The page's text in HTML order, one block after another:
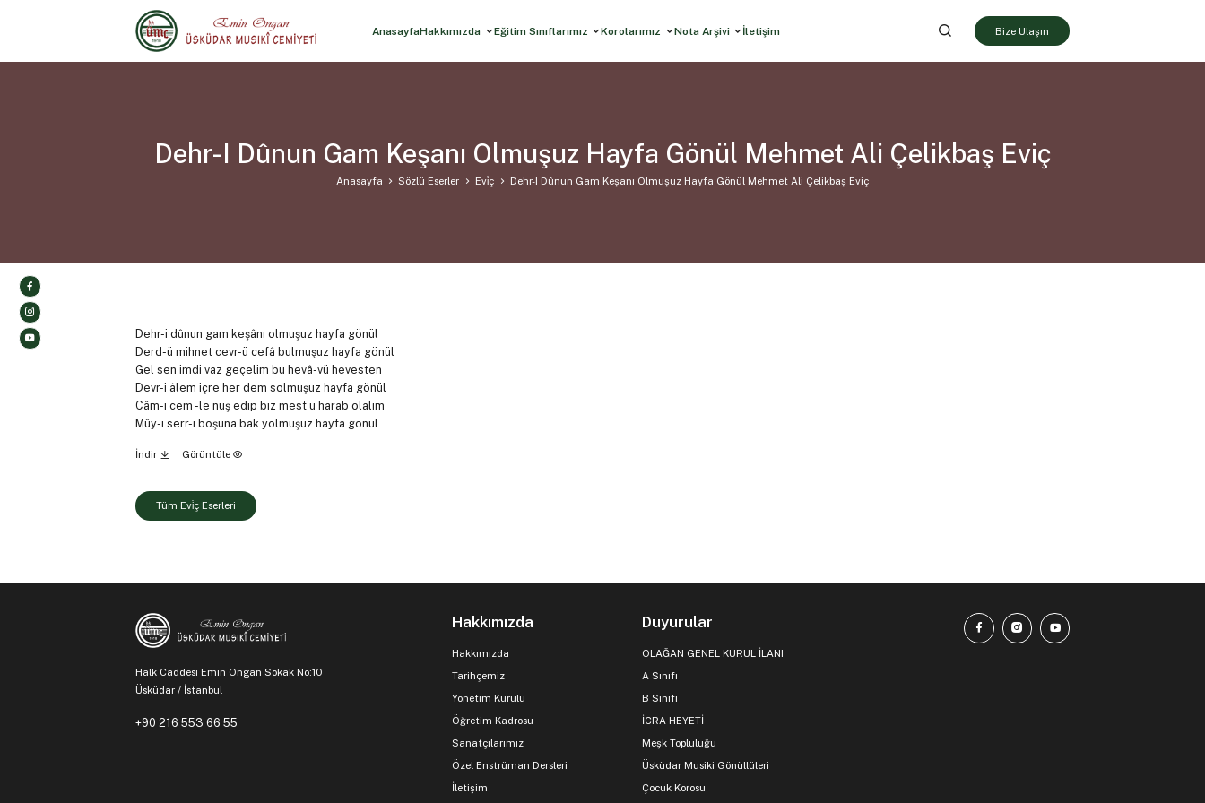
AnasayfaHakkımızda Eğitim Sınıflarımız Korolarımız Nota Arşivi İletişim Bize Ulaşın
Dehr-I Dûnun Gam Keşanı Olmuşuz Hayfa Gönül Mehmet Ali Çelikbaş Eviç
Anasayfa Sözlü Eserler Evi̇ç Dehr-I Dûnun Gam Keşanı Olmuşuz Hayfa Gönül Mehmet Ali Çelikbaş Eviç
Dehr-i dûnun gam keşânı olmuşuz hayfa gönül
Derd-ü mihnet cevr-ü cefâ bulmuşuz hayfa gönül
Gel sen imdi vaz geçelim bu hevâ-vü hevesten
Devr-i âlem içre her dem solmuşuz hayfa gönül
Câm-ı cem -le nuş edip biz mest ü harab olalım
Mûy-i serr-i boşuna bak yolmuşuz hayfa gönül
İndir Görüntüle
Tüm Evi̇ç Eserleri
Halk Caddesi Emin Ongan Sokak No:10
Üsküdar / İstanbul
+90 216 553 66 55
Hakkımızda
Hakkımızda
Tarihçemiz
Yönetim Kurulu
Öğretim Kadrosu
Sanatçılarımız
Özel Enstrüman Dersleri
İletişim
Duyurular
OLAĞAN GENEL KURUL İLANI
A Sınıfı
B Sınıfı
İCRA HEYETİ
Meşk Topluluğu
Üsküdar Musiki Gönüllüleri
Çocuk Korosu